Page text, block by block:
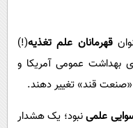
قهرمانان علم تغذیه(!)
بهداشت عمومی آمریکا و
قند» تغییر دهند.
علمینبود؛ یک هشدار